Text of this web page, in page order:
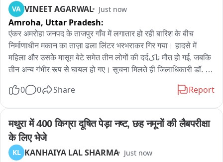
VA VINEET AGARWAL Just now
Amroha, Uttar Pradesh:
एंकर अमरोहा जनपद के ताजपुर गाँव में लगातार हो रही बारिश के बीच
निर्माणाधीन मकान का ताज़ा ढला लिंटर भरभराकर गिर गया। हादसे में
महिला और उसके मासूम बेटे समेत तीन लोगों की दर्दناک मौत हो गई, जबकि
तीन अन्य गंभीर रूप से घायल हो गए। सूचना मिलते ही जिलाधिकारी डॉ.
राहत एवं बचाव कार्य का जायजा लिया।
अमरोहा जनपद के थाना सैदनगली क्षेत्र के गाँव ताजपुर में गुरुवार को
निर्माणाधीन मकान का ताज़ा ढला लिंटर अचानक भरभराकर गिर गया।
बताया जा रहा है कि बारिश शुरू होने पर कई लोग बचने के लिए लिंटर के
नीचे खड़े हो गए थे, तभी पूरा लिंटर ढह गया और सभी मलबे में दब गए। हादसे
0 0 Share Report
मथुरा में 400 किग्रा दूषित पेड़ा नष्ट, छह नमूनों की लैबपरीक्षा
के लिए भेजे
KL KANHAIYA LAL SHARMA Just now